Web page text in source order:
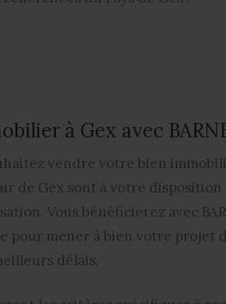
à Gex avec
vendre votre bien
de Gex sont à votre disposition
Vous bénéficierez avec
pour mener à bien votre projet
délais.